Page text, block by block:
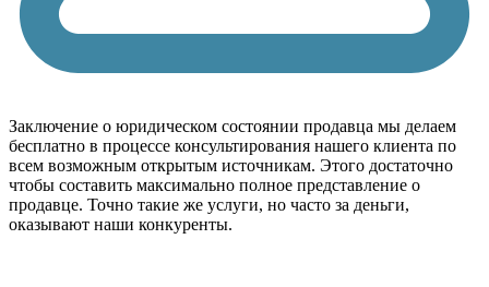
Заключение о юридическом состоянии продавца мы делаем
бесплатно в процессе консультирования нашего клиента по
всем возможным открытым источникам. Этого достаточно
чтобы составить максимально полное представление о
продавце. Точно такие же услуги, но часто за деньги,
оказывают наши конкуренты.